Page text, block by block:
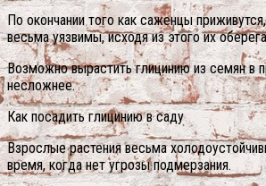
По окончании того как саженцы
весьма уязвимы, исходя из этого их
Возможно вырастить глицинию из семян в
несложнее.
Как посадить глицинию в саду
Взрослые растения весьма
время, когда нет угрозы подмерзания.